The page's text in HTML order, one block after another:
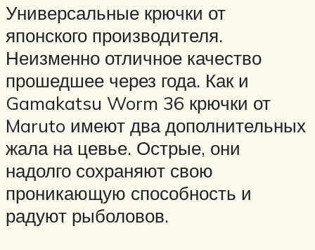
Универсальные крючки от
японского производителя.
Неизменно отличное качество
прошедшее через года. Как и
Gamakatsu Worm 36 крючки от
Maruto имеют два дополнительных
жала на цевье. Острые, они
надолго сохраняют свою
проникающую способность и
радуют рыболовов.